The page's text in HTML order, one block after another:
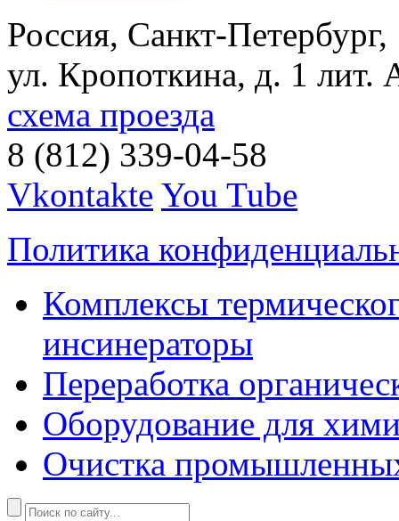
Россия, Санкт-Петербург,
ул. Кропоткина, д. 1 лит.
схема проезда
8 (812) 339-04-58
Vkontakte You Tube
Политика
Комплексы
инсинераторы
Переработка
Оборудование для
Очистка